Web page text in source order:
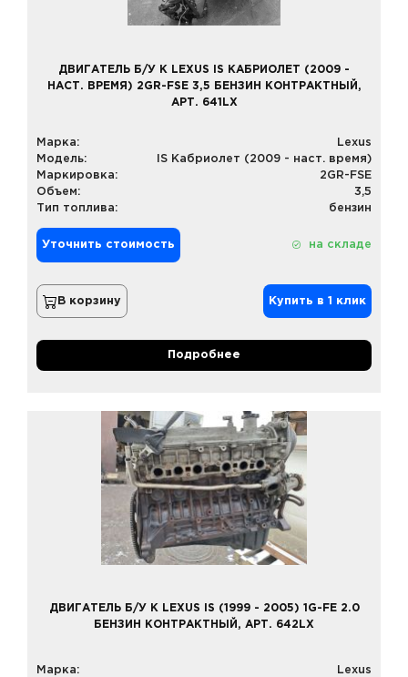
ДВИГАТЕЛЬ Б/У К LEXUS IS КАБРИОЛЕТ (2009 -
НАСТ. ВРЕМЯ) 2GR-FSE 3,5 БЕНЗИН КОНТРАКТНЫЙ,
АРТ. 641LX
Марка:
Lexus
Модель:
IS Кабриолет (2009 - наст. время)
Маркировка:
2GR-FSE
Объем:
3,5
Тип топлива:
бензин
Уточнить стоимость на складе
В корзину Купить в 1 клик
Подробнее
ДВИГАТЕЛЬ Б/У К LEXUS IS (1999 - 2005) 1G-FE 2.0
БЕНЗИН КОНТРАКТНЫЙ, АРТ. 642LX
Марка:
Lexus